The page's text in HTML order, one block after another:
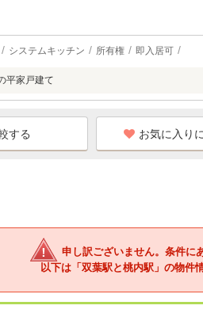
システムキッチン 所有権 即入居可
平家戸建て
お気に入り
申し訳ございません。条件に
以下は「双葉駅と桃内駅」の物件